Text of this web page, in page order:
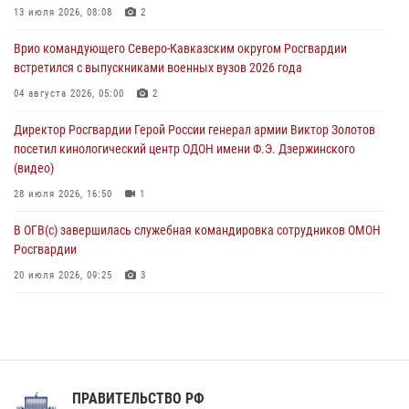
выпуска «Легенды армии с Александром Маршалом»
07 августа 2026, 12:00
Смольного собора в Санкт-Петербурге (видео)
3 1
13 июля 2026, 08:08 2
Врио командующего Северо-Кавказским округом Росгвардии
встретился с выпускниками военных вузов 2026 года
04 августа 2026, 05:00 2
Директор Росгвардии Герой России генерал армии Виктор Золотов
посетил кинологический центр ОДОН имени Ф.Э. Дзержинского
(видео)
28 июля 2026, 16:50 1
В ОГВ(с) завершилась служебная командировка сотрудников ОМОН
Росгвардии
20 июля 2026, 09:25 3
ПРАВИТЕЛЬСТВО РФ